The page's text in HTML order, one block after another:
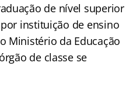
de nível superior
instituição de ensino
Ministério da Educação
de classe se